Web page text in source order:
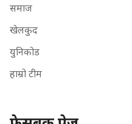
समाज
खेलकुद
युनिकोड
हाम्रो टीम